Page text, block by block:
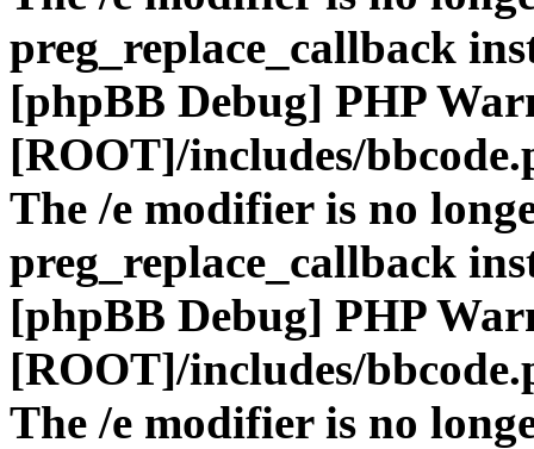
preg_replace_callback
[phpBB Debug] PHP
[ROOT]/includes/
The /e modifier is no
preg_replace_callback
[phpBB Debug] PHP
[ROOT]/includes/
The /e modifier is no